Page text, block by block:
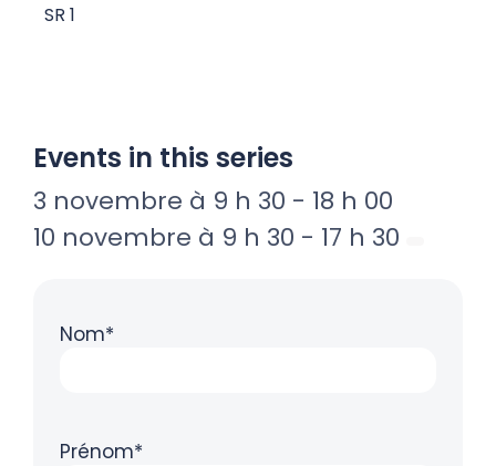
SR 1
Events in this series
3 novembre à 9 h 30 - 18 h 00
10 novembre à 9 h 30 - 17 h 30
Nom*
Prénom*